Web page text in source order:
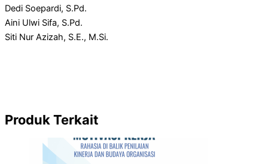
Dedi Soepardi, S.Pd.
Aini Ulwi Sifa, S.Pd.
Siti Nur Azizah, S.E., M.Si.
Produk Terkait